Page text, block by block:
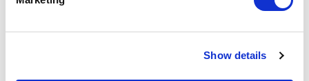
Show details